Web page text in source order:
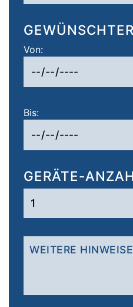
Von:
Bis:
GERÄTE-